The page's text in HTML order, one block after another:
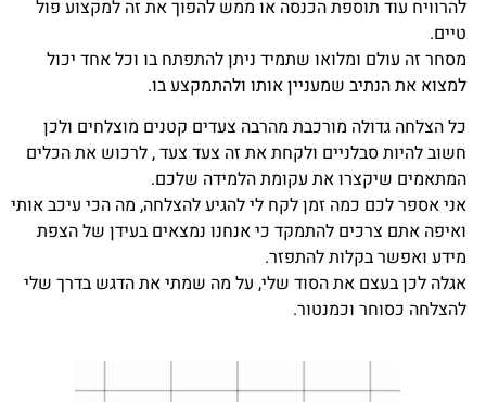
להרוויח עוד תוספת הכנסה או ממש להפוך את זה למקצוע פול
טיים.
מסחר זה עולם ומלואו שתמיד ניתן להתפתח בו וכל אחד יכול
למצוא את הנתיב שמעניין אותו ולהתמקצע בו.
כל הצלחה גדולה מורכבת מהרבה צעדים קטנים מוצלחים ולכן
חשוב להיות סבלניים ולקחת את זה צעד צעד , לרכוש את הכלים
המתאמים שיקצרו את עקומת הלמידה שלכם.
אני אספר לכם כמה זמן לקח לי להגיע להצלחה, מה הכי עיכב אותי
ואיפה אתם צרכים להתמקד כי אנחנו נמצאים בעידן של הצפת
מידע ואפשר בקלות להתפזר.
אגלה לכן בעצם את הסוד שלי, על מה שמתי את הדגש בדרך שלי
להצלחה כסוחר וכמנטור.